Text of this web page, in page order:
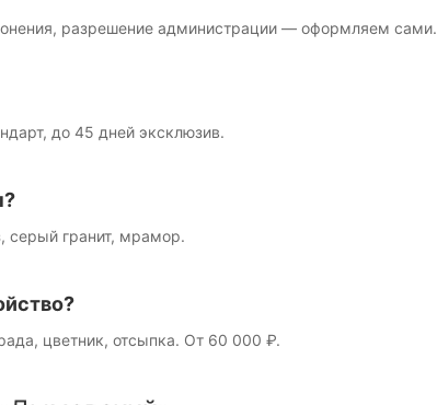
разрешение администрации — оформляем сами.
до 45 дней эксклюзив.
серый гранит, мрамор.
цветник, отсыпка. От 60 000 ₽.